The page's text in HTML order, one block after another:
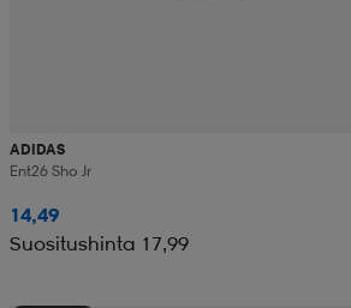
ADIDAS
Ent26 Sho Jr
14,49
Suositushinta 17,99